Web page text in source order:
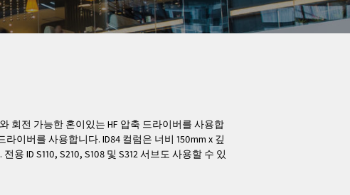
회전 가능한 혼이있는 HF 압축 드라이버를 사용합
이버를 사용합니다. ID84 컬럼은 너비 150mm x 깊
ID S110, S210, S108 및 S312 서브도 사용할 수 있